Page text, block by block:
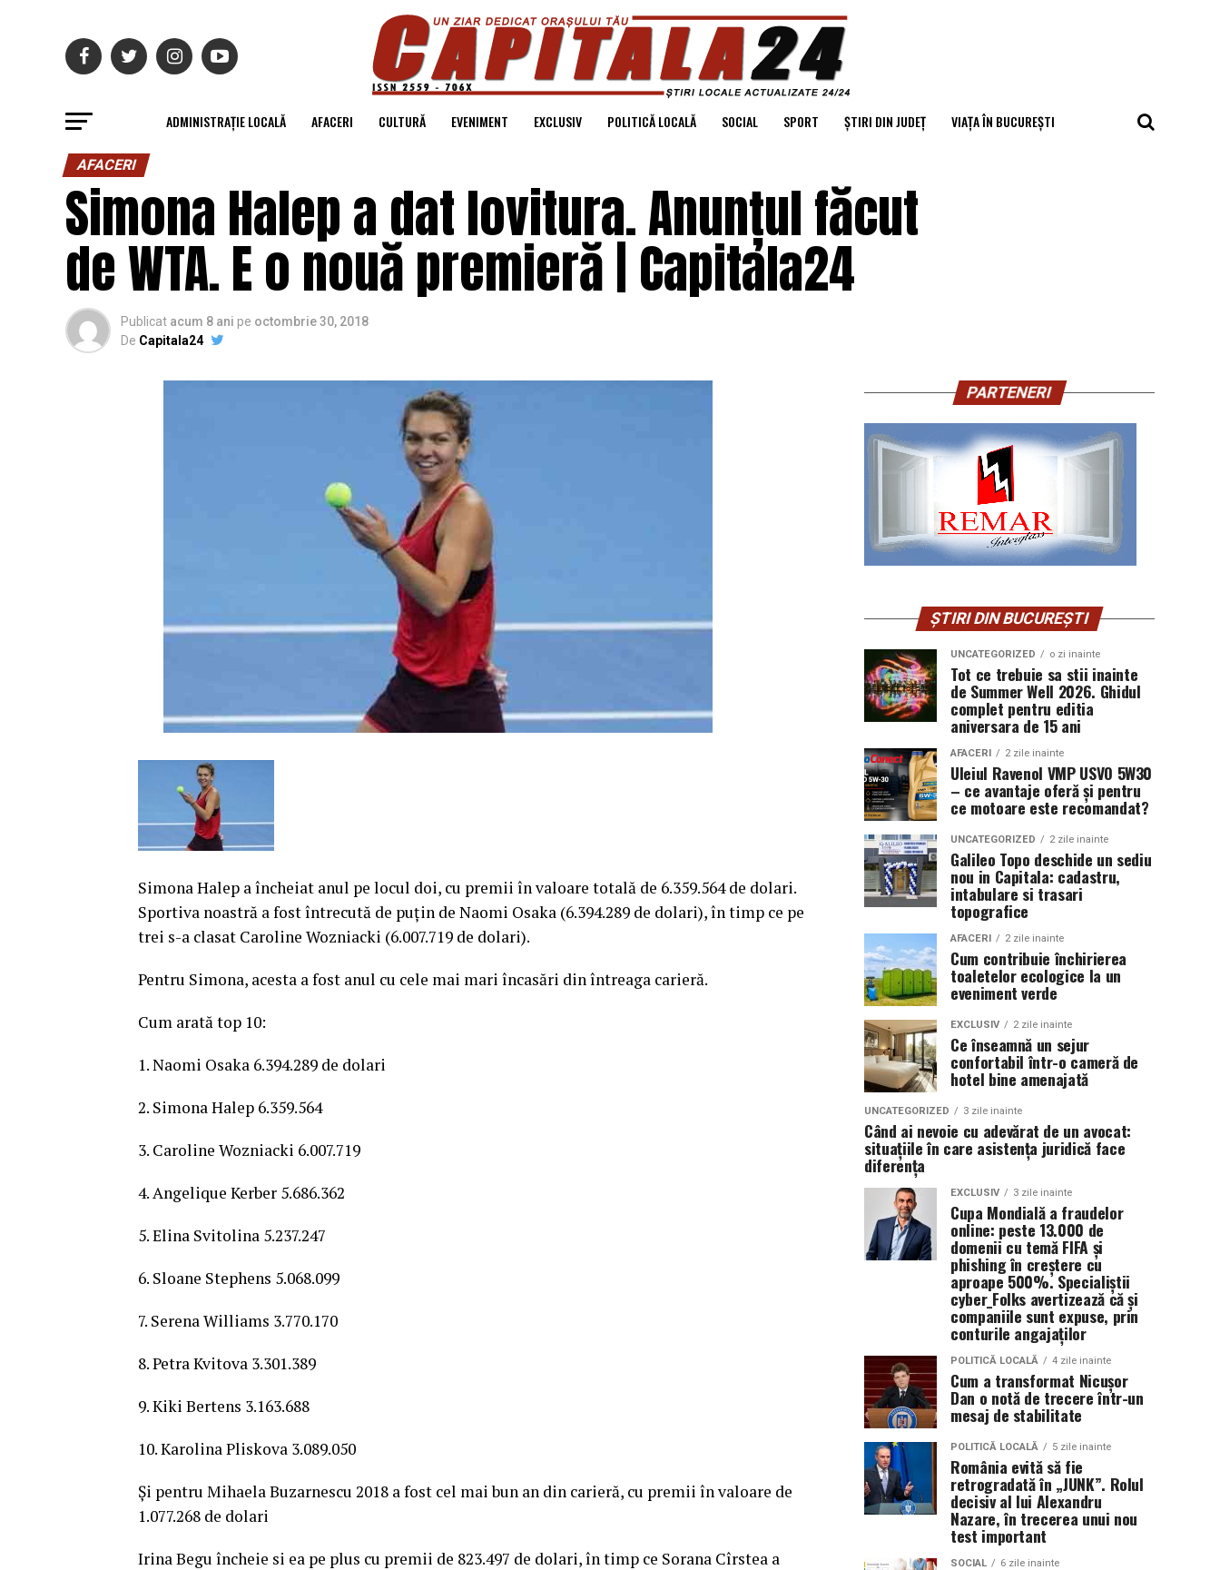
ADMINISTRAȚIE LOCALĂ AFACERI CULTURĂ EVENIMENT EXCLUSIV POLITICĂ LOCALĂ SOCIAL SPORT ȘTIRI DIN JUDEȚ VIAȚA ÎN BUCUREȘTI
AFACERI
Simona Halep a dat lovitura. Anunțul făcut
de WTA. E o nouă premieră | Capitala24
Publicat acum 8 ani pe octombrie 30, 2018
De Capitala24
Simona Halep a încheiat anul pe locul doi, cu premii în valoare totală de 6.359.564 de dolari.
Sportiva noastră a fost întrecută de puţin de Naomi Osaka (6.394.289 de dolari), în timp ce pe
trei s-a clasat Caroline Wozniacki (6.007.719 de dolari).
Pentru Simona, acesta a fost anul cu cele mai mari încasări din întreaga carieră.
Cum arată top 10:
1. Naomi Osaka 6.394.289 de dolari
2. Simona Halep 6.359.564
3. Caroline Wozniacki 6.007.719
4. Angelique Kerber 5.686.362
5. Elina Svitolina 5.237.247
6. Sloane Stephens 5.068.099
7. Serena Williams 3.770.170
8. Petra Kvitova 3.301.389
9. Kiki Bertens 3.163.688
10. Karolina Pliskova 3.089.050
Și pentru Mihaela Buzarnescu 2018 a fost cel mai bun an din carieră, cu premii în valoare de
1.077.268 de dolari
Irina Begu încheie si ea pe plus cu premii de 823.497 de dolari, în timp ce Sorana Cîrstea a
PARTENERI
ȘTIRI DIN BUCUREȘTI
UNCATEGORIZED o zi inainte
Tot ce trebuie sa stii inainte
de Summer Well 2026. Ghidul
complet pentru editia
aniversara de 15 ani
AFACERI 2 zile inainte
Uleiul Ravenol VMP USVO 5W30
– ce avantaje oferă și pentru
ce motoare este recomandat?
UNCATEGORIZED 2 zile inainte
Galileo Topo deschide un sediu
nou in Capitala: cadastru,
intabulare si trasari
topografice
AFACERI 2 zile inainte
Cum contribuie închirierea
toaletelor ecologice la un
eveniment verde
EXCLUSIV 2 zile inainte
Ce înseamnă un sejur
confortabil într-o cameră de
hotel bine amenajată
UNCATEGORIZED 3 zile inainte
Când ai nevoie cu adevărat de un avocat:
situațiile în care asistența juridică face
diferența
EXCLUSIV 3 zile inainte
Cupa Mondială a fraudelor
online: peste 13.000 de
domenii cu temă FIFA și
phishing în creștere cu
aproape 500%. Specialiștii
cyber_Folks avertizează că și
companiile sunt expuse, prin
conturile angajaților
POLITICĂ LOCALĂ 4 zile inainte
Cum a transformat Nicușor
Dan o notă de trecere într-un
mesaj de stabilitate
POLITICĂ LOCALĂ 5 zile inainte
România evită să fie
retrogradată în „JUNK”. Rolul
decisiv al lui Alexandru
Nazare, în trecerea unui nou
test important
SOCIAL 6 zile inainte